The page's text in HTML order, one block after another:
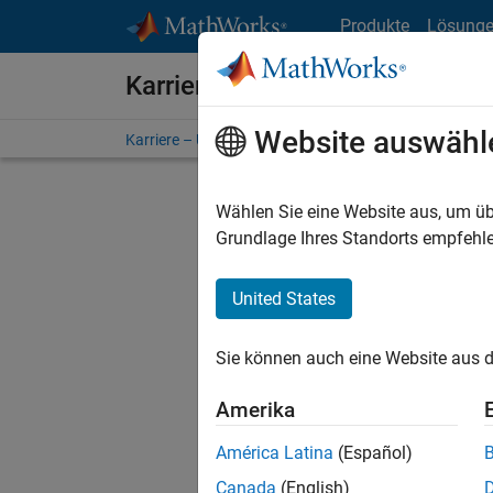
Produkte
Karriere bei MathWorks
Karriere – Übersicht Stellensuche
FILTER:
Stellen
Es
Region
Website
Wählen Sie eine Website aus, um
Grundlage Ihres Standorts
United States
Sie können auch eine Website aus
Amerika
América Latina (Español)
Canada (English)